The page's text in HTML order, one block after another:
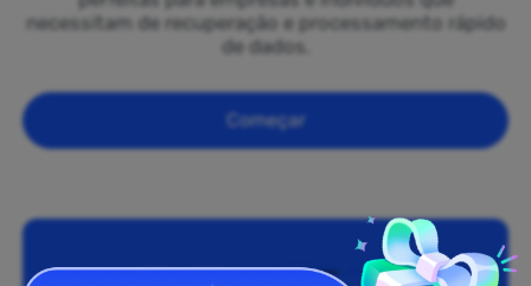
necessitam de recuperação e processamento rápido
de dados.
Começar